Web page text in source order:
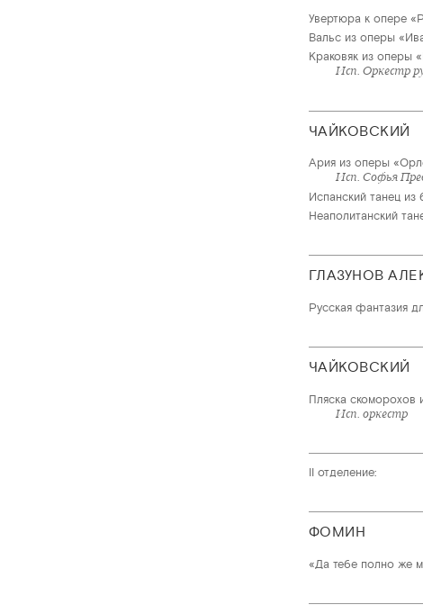
Увертюра к опере
Вальс из оперы
Краковяк из оперы
Исп. Оркестр
ЧАЙКОВСКИЙ
Ария из оперы
Исп. Софья
Испанский танец
Неаполитанский
ГЛАЗУНОВ
Русская фантазия
ЧАЙКОВСКИЙ
Пляска скоморохов
Исп. оркестр
II отделение:
ФОМИН
«Да тебе полно же